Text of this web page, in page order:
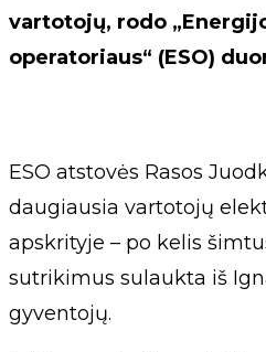
vartotojų, rodo
operatoriaus“ (ESO)
ESO atstovės Rasos
daugiausia vartotojų
apskrityje – po kelis
sutrikimus sulaukta iš
gyventojų.